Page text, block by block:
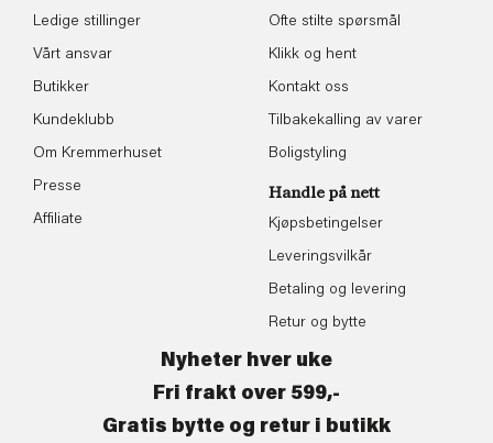
Ledige stillinger
Vårt ansvar
Butikker
Kundeklubb
Om Kremmerhuset
Presse
Affiliate
Ofte stilte spørsmål
Klikk og hent
Kontakt oss
Tilbakekalling av varer
Boligstyling
Handle på nett
Kjøpsbetingelser
Leveringsvilkår
Betaling og levering
Retur og bytte
Nyheter hver uke
Fri frakt over 599,-
Gratis bytte og retur i butikk